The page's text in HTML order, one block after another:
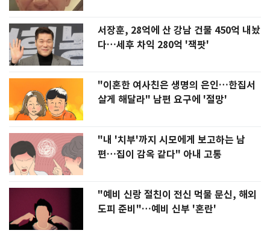
서장훈, 28억에 산 강남 건물 450억 내놨
다…세후 차익 280억 '잭팟'
"이혼한 여사친은 생명의 은인…한집서
살게 해달라" 남편 요구에 '절망'
"내 '치부'까지 시모에게 보고하는 남
편…집이 감옥 같다" 아내 고통
"예비 신랑 절친이 전신 먹물 문신, 해외
도피 준비"…예비 신부 '혼란'